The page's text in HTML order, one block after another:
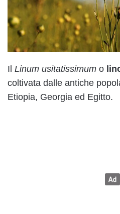
Il Linum usitatissimum o
coltivata dalle antiche
Etiopia, Georgia ed Egitto.